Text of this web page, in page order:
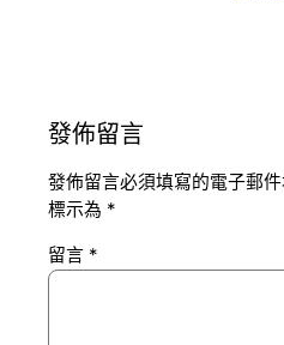
發佈留言
發佈留言必須填寫的電子郵件
標示為 *
留言 *